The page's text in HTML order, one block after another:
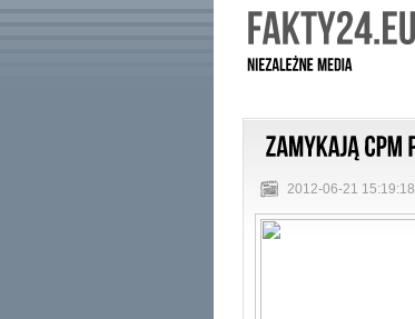
2012-06-21 15:19:18